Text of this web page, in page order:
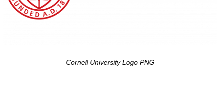
Cornell University Logo PNG